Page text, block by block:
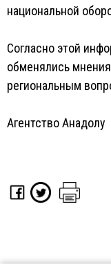
национальной
Согласно этой
обменялись
региональным
Агентство Анадолу